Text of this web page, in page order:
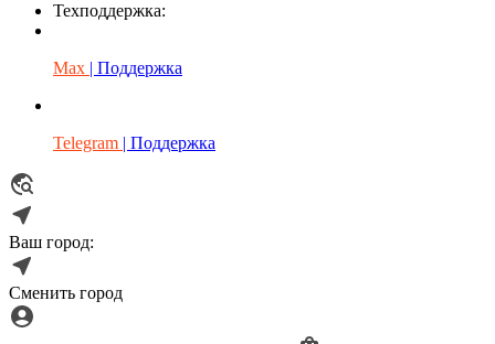
Техподдержка:
Max | Поддержка
Telegram | Поддержка
Ваш город:
Сменить город